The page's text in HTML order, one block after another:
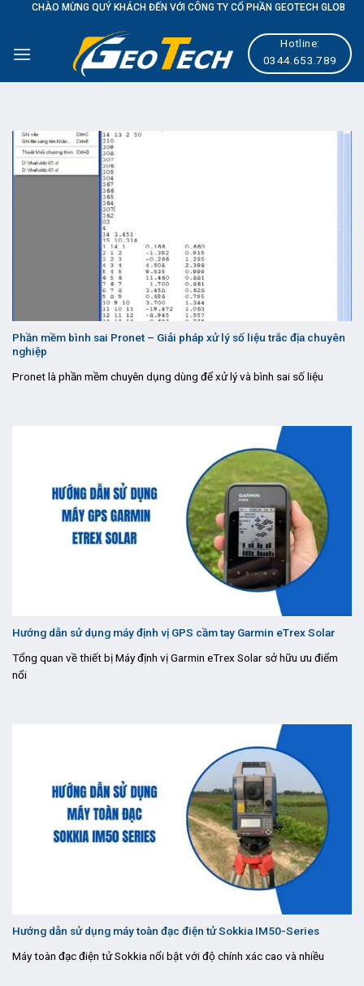
content
QUÝ KHÁCH ĐẾN VỚI CÔNG TY CỔ PHẦN GEOTECH GLOBAL
Hotline:
0344.653.789
Phần mềm bình sai Pronet – Giải pháp xử lý số liệu trắc địa chuyên
nghiệp
Pronet là phần mềm chuyên dụng dùng để xử lý và bình sai số liệu
Hướng dẫn sử dụng máy định vị GPS cầm tay Garmin eTrex Solar
Tổng quan về thiết bị Máy định vị Garmin eTrex Solar sở hữu ưu điểm
nổi
Hướng dẫn sử dụng máy toàn đạc điện tử Sokkia IM50-Series
Máy toàn đạc điện tử Sokkia nổi bật với độ chính xác cao và nhiều